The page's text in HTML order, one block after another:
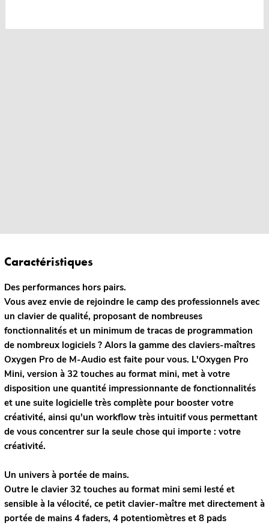
Caractéristiques
Des performances hors pairs.
Vous avez envie de rejoindre le camp des professionnels avec
un clavier de qualité, proposant de nombreuses
fonctionnalités et un minimum de tracas de programmation
de nombreux logiciels ? Alors la gamme des claviers-maîtres
Oxygen Pro de M-Audio est faite pour vous. L'Oxygen Pro
Mini, version à 32 touches au format mini, met à votre
disposition une quantité impressionnante de fonctionnalités
et une suite logicielle très complète pour booster votre
créativité, ainsi qu'un workflow très intuitif vous permettant
de vous concentrer sur la seule chose qui importe : votre
créativité.
Un univers à portée de mains.
Outre le clavier 32 touches au format mini semi lesté et
sensible à la vélocité, ce petit clavier-maître met directement à
portée de mains 4 faders, 4 potentiomètres et 8 pads